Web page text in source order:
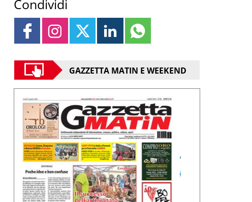
Condividi
GAZZETTA MATIN E WEEKEND